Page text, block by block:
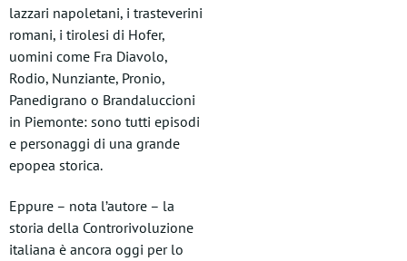
lazzari napoletani, i trasteverini
romani, i tirolesi di Hofer,
uomini come Fra Diavolo,
Rodio, Nunziante, Pronio,
Panedigrano o Brandaluccioni
in Piemonte: sono tutti episodi
e personaggi di una grande
epopea storica.
Eppure – nota l’autore – la
storia della Controrivoluzione
italiana è ancora oggi per lo